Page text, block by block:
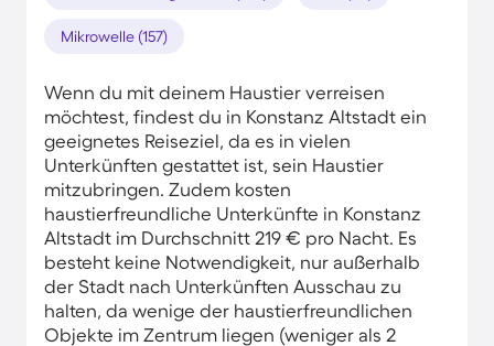
Mikrowelle (157)
Wenn du mit deinem Haustier verreisen
möchtest, findest du in Konstanz Altstadt ein
geeignetes Reiseziel, da es in vielen
Unterkünften gestattet ist, sein Haustier
mitzubringen. Zudem kosten
haustierfreundliche Unterkünfte in Konstanz
Altstadt im Durchschnitt 219 € pro Nacht. Es
besteht keine Notwendigkeit, nur außerhalb
der Stadt nach Unterkünften Ausschau zu
halten, da wenige der haustierfreundlichen
Objekte im Zentrum liegen (weniger als 2